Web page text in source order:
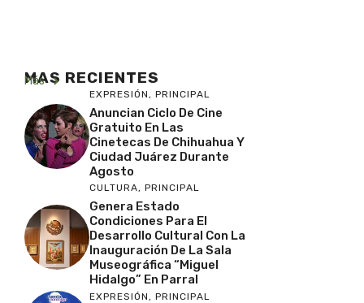
MAS RECIENTES
Más
EXPRESIÓN, PRINCIPAL
Anuncian Ciclo De Cine
Gratuito En Las
Cinetecas De Chihuahua Y
Ciudad Juárez Durante
Agosto
CULTURA, PRINCIPAL
Genera Estado
Condiciones Para El
Desarrollo Cultural Con La
Inauguración De La Sala
Museográfica “Miguel
Hidalgo” En Parral
EXPRESIÓN , PRINCIPAL